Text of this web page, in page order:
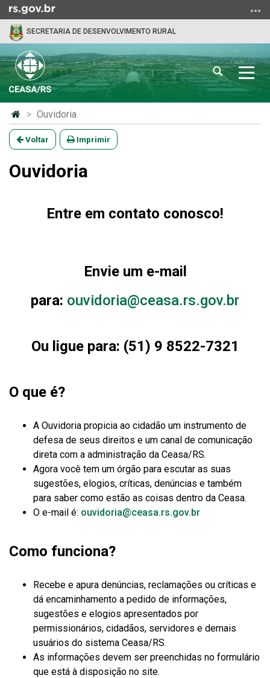
para
conteúdo
Ir
para
menu
para
busca
SECRETARIA DE DESENVOLVIMENTO RURAL
a
Abrir
a
busca
Início
do
conteúdo
Ouvidoria
Voltar Imprimir
Ouvidoria
Entre em contato conosco!
Envie um e-mail
para: ouvidoria@ceasa.rs.gov.br
Ou ligue para: (51) 9 8522-7321
O que é?
A Ouvidoria propicia ao cidadão um instrumento de
defesa de seus direitos e um canal de comunicação
direta com a administração da Ceasa/RS.
Agora você tem um órgão para escutar as suas
sugestões, elogios, críticas, denúncias e também
para saber como estão as coisas dentro da Ceasa.
O e-mail é: ouvidoria@ceasa.rs.gov.br
Como funciona?
Recebe e apura denúncias, reclamações ou críticas e
dá encaminhamento a pedido de informações,
sugestões e elogios apresentados por
permissionários, cidadãos, servidores e demais
usuários do sistema Ceasa/RS.
As informações devem ser preenchidas no formulário
que está à disposição no site.